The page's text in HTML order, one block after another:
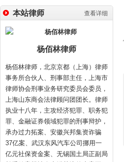
查看详细
本站律师
杨佰林律师
杨佰林律师，北京京都（上海）律师
事务所合伙人、刑事部主任，上海市
律师协会刑事业务研究委员会委员，
上海山东商会法律顾问团团长。律师
执业十八年，主攻经济犯罪、职务犯
罪、金融证券领域犯罪的刑事辩护，
承办过力拓案、安徽兴邦集资诈骗
37亿案、武汉东风汽车公司挪用一
亿元社保资金案、无锡国土局正副局